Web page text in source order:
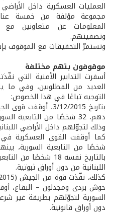
العمليات العسكرية داخل
مجموعة مؤلفة من خمسة
المعلومات عن متعاونين مع
وتصفيتهم.
وتستمرّ التحقيقات مع الموقوف
موقوفون بتهم مختلفة
أسفرت التدابير الأمنية التي
العديد من المطلوبين، وفي ما
التوجيه تباعًا في هذا الخصوص:
بتاريخ 3/12/2015،
دهم، 32 شخصًا من
وذلك لتجوّلهم داخل الأراضي
شخصًا من التابعية السورية،
بالتاريخ نفسه 18
اللبنانية من دون أوراق ثبوتية.
السورية لتجوّلهم بطريقة غير
دون أوراق قانونية.